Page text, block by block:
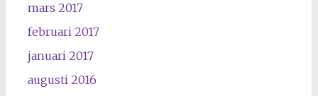
mars 2017
februari 2017
januari 2017
augusti 2016